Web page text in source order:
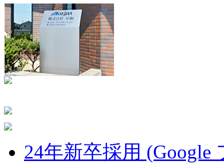
24年新卒採用 (Google